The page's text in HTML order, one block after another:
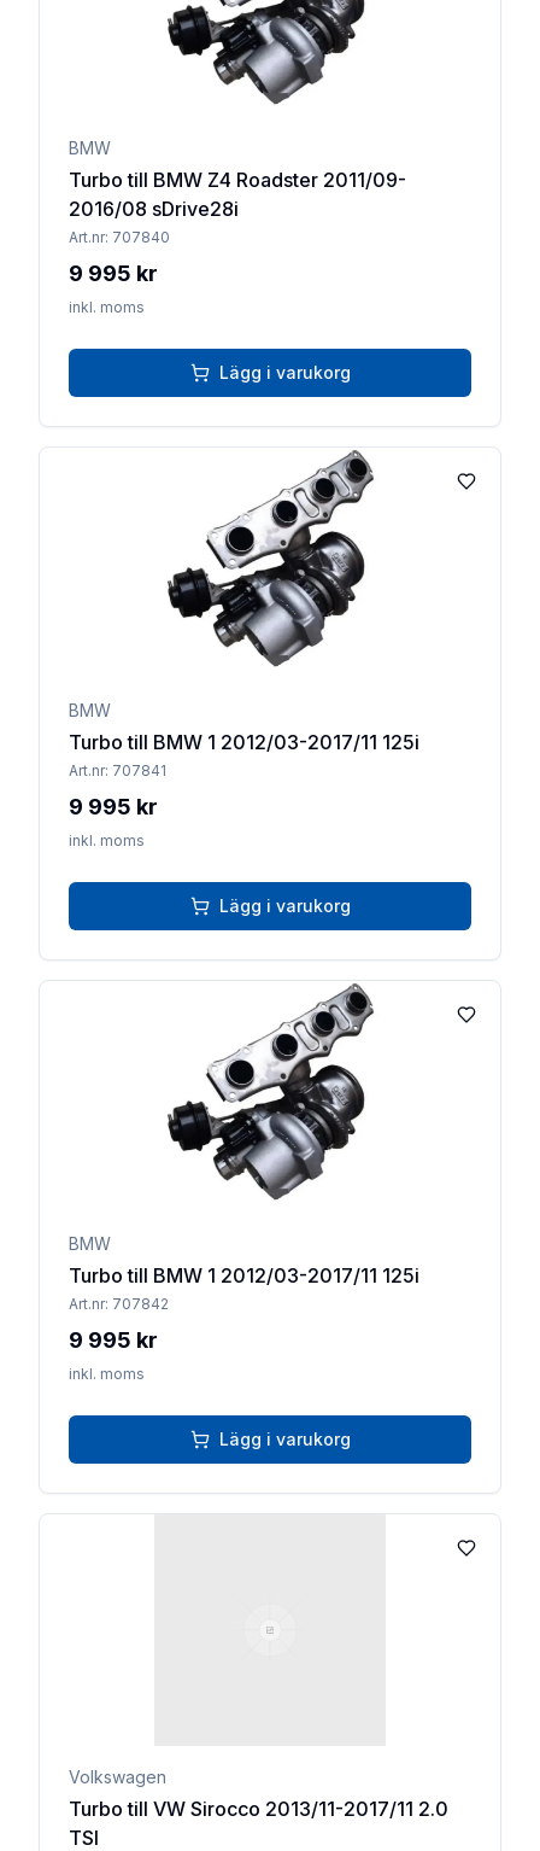
BMW
Turbo till BMW Z4 Roadster 2011/09-
2016/08 sDrive28i
Art.nr: 707840
9 995 kr
inkl. moms
Lägg i varukorg
Lägg till
BMW
Turbo till BMW 1 2012/03-2017/11 125i
Art.nr: 707841
9 995 kr
inkl. moms
Lägg i varukorg
Lägg till
BMW
Turbo till BMW 1 2012/03-2017/11 125i
Art.nr: 707842
9 995 kr
inkl. moms
Lägg i varukorg
Lägg till
Volkswagen
Turbo till VW Sirocco 2013/11-2017/11 2.0
TSI